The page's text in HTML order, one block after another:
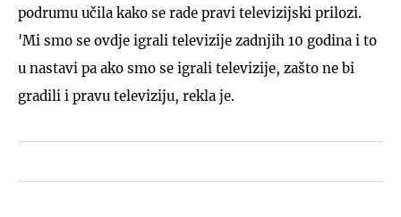
podrumu učila kako se rade pravi televizijski prilozi.
'Mi smo se ovdje igrali televizije zadnjih 10 godina i to
u nastavi pa ako smo se igrali televizije, zašto ne bi
gradili i pravu televiziju, rekla je.